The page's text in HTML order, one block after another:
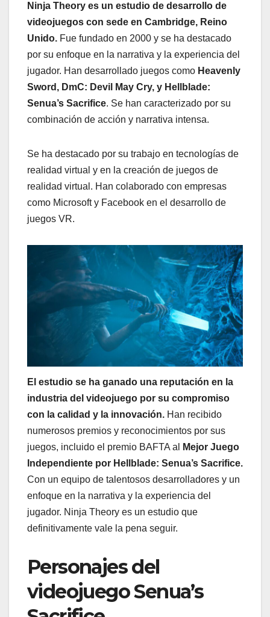
Ninja Theory es un estudio de desarrollo de
videojuegos con sede en Cambridge, Reino
Unido. Fue fundado en 2000 y se ha destacado
por su enfoque en la narrativa y la experiencia del
jugador. Han desarrollado juegos como Heavenly
Sword, DmC: Devil May Cry, y Hellblade:
Senua’s Sacrifice. Se han caracterizado por su
combinación de acción y narrativa intensa.
Se ha destacado por su trabajo en tecnologías de
realidad virtual y en la creación de juegos de
realidad virtual. Han colaborado con empresas
como Microsoft y Facebook en el desarrollo de
juegos VR.
El estudio se ha ganado una reputación en la
industria del videojuego por su compromiso
con la calidad y la innovación. Han recibido
numerosos premios y reconocimientos por sus
juegos, incluido el premio BAFTA al
Mejor Juego
Independiente por Hellblade: Senua’s Sacrifice.
Con un equipo de talentosos desarrolladores y un
enfoque en la narrativa y la experiencia del
jugador. Ninja Theory es un estudio que
definitivamente vale la pena seguir.
Personajes del
videojuego Senua’s